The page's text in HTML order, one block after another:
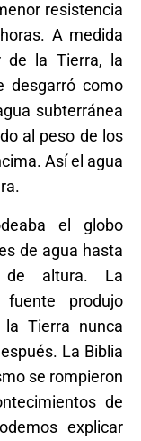
resistencia
A medida
de la Tierra, la
desgarró como
subterránea
al peso de los
Así el agua
el globo
de agua hasta
de altura. La
produjo
la Tierra nunca
La Biblia
se rompieron
de
explicar